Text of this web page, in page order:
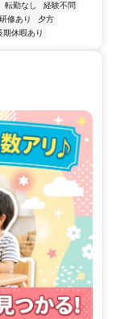
転勤なし
経験不問
研修あり
夕方
期休暇あり